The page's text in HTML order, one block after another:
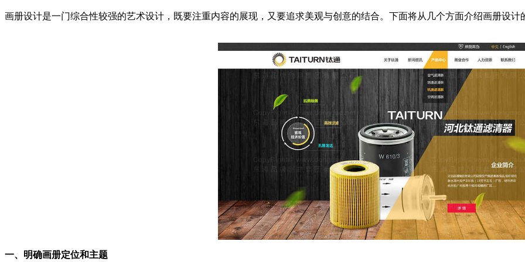
画册设计是一门综合性较强的艺术设计，既要注重内容的展现，又要追求美观与创意的结合。下面将从几个方面介绍画册设计
一、明确画册定位和主题